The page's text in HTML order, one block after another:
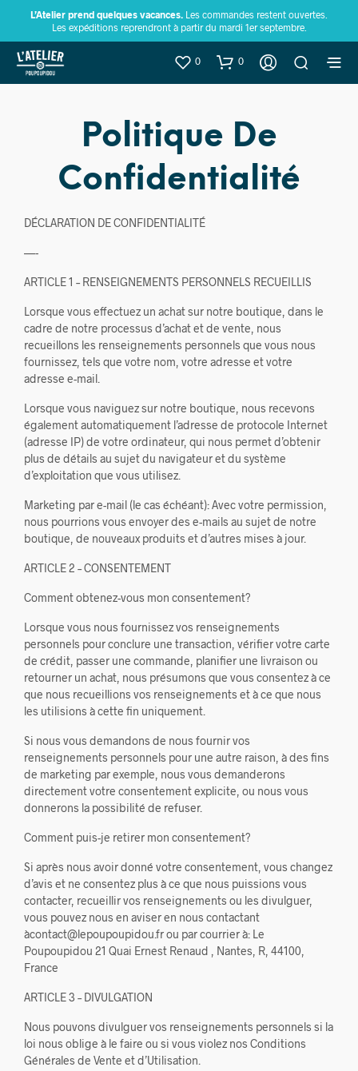
L’Atelier prend quelques vacances. Les commandes restent ouvertes.
Les expéditions reprendront à partir du mardi 1er septembre.
0 0
Politique De
Confidentialité
DÉCLARATION DE CONFIDENTIALITÉ
—-
ARTICLE 1 – RENSEIGNEMENTS PERSONNELS RECUEILLIS
Lorsque vous effectuez un achat sur notre boutique, dans le
cadre de notre processus d’achat et de vente, nous
recueillons les renseignements personnels que vous nous
fournissez, tels que votre nom, votre adresse et votre
adresse e-mail.
Lorsque vous naviguez sur notre boutique, nous recevons
également automatiquement l’adresse de protocole Internet
(adresse IP) de votre ordinateur, qui nous permet d’obtenir
plus de détails au sujet du navigateur et du système
d’exploitation que vous utilisez.
Marketing par e-mail (le cas échéant): Avec votre permission,
nous pourrions vous envoyer des e-mails au sujet de notre
boutique, de nouveaux produits et d’autres mises à jour.
ARTICLE 2 – CONSENTEMENT
Comment obtenez-vous mon consentement?
Lorsque vous nous fournissez vos renseignements
personnels pour conclure une transaction, vérifier votre carte
de crédit, passer une commande, planifier une livraison ou
retourner un achat, nous présumons que vous consentez à ce
que nous recueillions vos renseignements et à ce que nous
les utilisions à cette fin uniquement.
Si nous vous demandons de nous fournir vos
renseignements personnels pour une autre raison, à des fins
de marketing par exemple, nous vous demanderons
directement votre consentement explicite, ou nous vous
donnerons la possibilité de refuser.
Comment puis-je retirer mon consentement?
Si après nous avoir donné votre consentement, vous changez
d’avis et ne consentez plus à ce que nous puissions vous
contacter, recueillir vos renseignements ou les divulguer,
vous pouvez nous en aviser en nous contactant
àcontact@lepoupoupidou.fr ou par courrier à: Le
Poupoupidou 21 Quai Ernest Renaud , Nantes, R, 44100,
France
ARTICLE 3 – DIVULGATION
Nous pouvons divulguer vos renseignements personnels si la
loi nous oblige à le faire ou si vous violez nos Conditions
Générales de Vente et d’Utilisation.